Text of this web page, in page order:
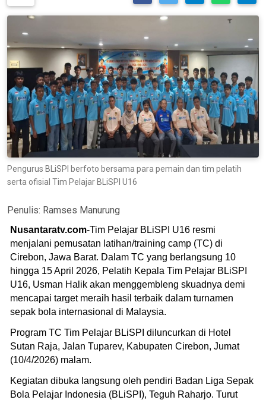
Pengurus BLiSPI berfoto bersama para pemain dan tim pelatih
serta ofisial Tim Pelajar BLiSPI U16
Penulis: Ramses Manurung
Nusantaratv.com-Tim Pelajar BLiSPI U16 resmi
menjalani pemusatan latihan/training camp (TC) di
Cirebon, Jawa Barat. Dalam TC yang berlangsung 10
hingga 15 April 2026, Pelatih Kepala Tim Pelajar BLiSPI
U16, Usman Halik akan menggembleng skuadnya demi
mencapai target meraih hasil terbaik dalam turnamen
sepak bola internasional di Malaysia.
Program TC Tim Pelajar BLiSPI diluncurkan di Hotel
Sutan Raja, Jalan Tuparev, Kabupaten Cirebon, Jumat
(10/4/2026) malam.
Kegiatan dibuka langsung oleh pendiri Badan Liga Sepak
Bola Pelajar Indonesia (BLiSPI), Teguh Raharjo. Turut